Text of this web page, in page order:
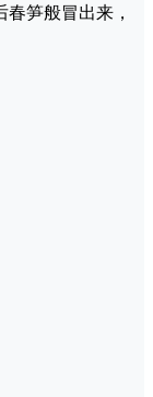
笋般冒出来，